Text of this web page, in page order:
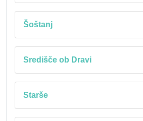
Šoštanj
Središče ob Dravi
Starše